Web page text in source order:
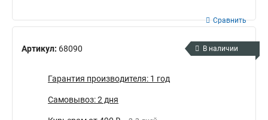
Артикул: 68090
Сравнить
В наличии
Гарантия производителя: 1 год
Самовывоз: 2 дня